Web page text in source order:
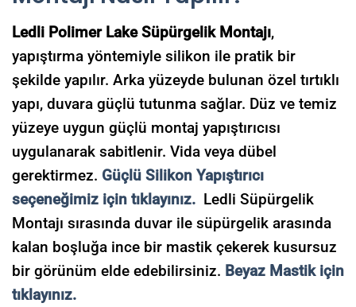
Ledli Polimer Lake Süpürgelik Montajı,
yapıştırma yöntemiyle silikon ile pratik bir
şekilde yapılır. Arka yüzeyde bulunan özel tırtıklı
yapı, duvara güçlü tutunma sağlar. Düz ve temiz
yüzeye uygun güçlü montaj yapıştırıcısı
uygulanarak sabitlenir. Vida veya dübel
gerektirmez. Güçlü Silikon Yapıştırıcı
seçeneğimiz için tıklayınız. Ledli Süpürgelik
Montajı sırasında duvar ile süpürgelik arasında
kalan boşluğa ince bir mastik çekerek kusursuz
bir görünüm elde edebilirsiniz. Beyaz Mastik için
tıklayınız.